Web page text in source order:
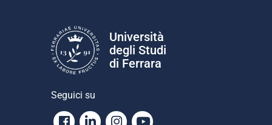
Università
degli Studi
di Ferrara
Seguici su
Facebook
LinkedinInstagram
Youtube